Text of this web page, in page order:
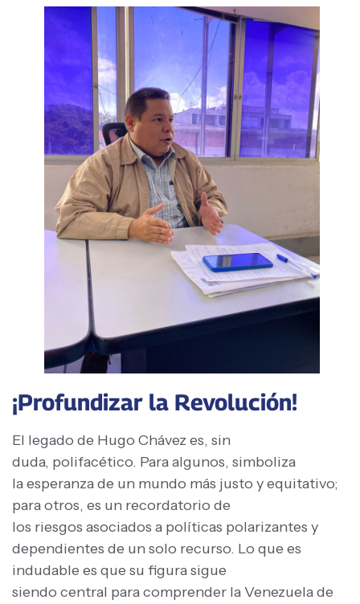
¡Profundizar la Revolución!
El legado de Hugo Chávez es, sin
duda, polifacético. Para algunos, simboliza
la esperanza de un mundo más justo y equitativo;
para otros, es un recordatorio de
los riesgos asociados a políticas polarizantes y
dependientes de un solo recurso. Lo que es
indudable es que su figura sigue
siendo central para comprender la Venezuela de